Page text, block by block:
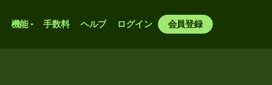
機能 手数料 ヘルプ ログイン 会員登録